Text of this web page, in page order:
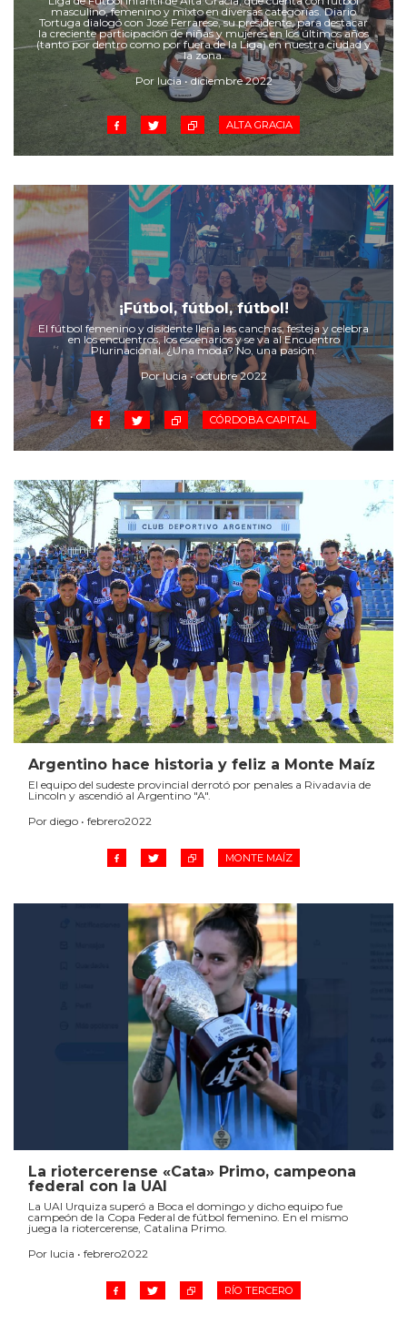
Cruz del Eje
Corredor de Ansenuza
La Carlota y zona
Laboulaye y sur
Bell Ville
Río Tercero
Despeñaderos
masculino, femenino y mixto en diversas categorías. Diario
Tortuga dialogó con José Ferrarese, su presidente, para destacar
la creciente participación de niñas y mujeres en los últimos años
(tanto por dentro como por fuera de la Liga) en nuestra ciudad y
la zona.
Por lucia • diciembre 2022
ALTA GRACIA
¡Fútbol, fútbol, fútbol!
El fútbol femenino y disidente llena las canchas, festeja y celebra
en los encuentros, los escenarios y se va al Encuentro
Plurinacional. ¿Una moda? No, una pasión.
Por lucia • octubre 2022
CÓRDOBA CAPITAL
Argentino hace historia y feliz a Monte Maíz
El equipo del sudeste provincial derrotó por penales a Rivadavia de
Lincoln y ascendió al Argentino "A".
Por diego • febrero2022
MONTE MAÍZ
La riotercerense «Cata» Primo, campeona
federal con la UAI
La UAI Urquiza superó a Boca el domingo y dicho equipo fue
campeón de la Copa Federal de fútbol femenino. En el mismo
juega la riotercerense, Catalina Primo.
Por lucia • febrero2022
RÍO TERCERO